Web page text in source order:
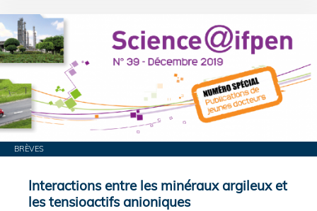
BRÈVES
Interactions entre les minéraux argileux et
les tensioactifs anioniques